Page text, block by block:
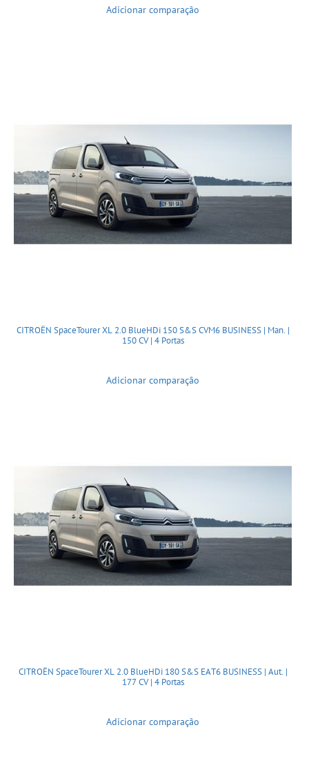
Adicionar comparação
CITROËN SpaceTourer XL 2.0 BlueHDi 150 S&S CVM6 BUSINESS | Man. |
150 CV | 4 Portas
Adicionar comparação
CITROËN SpaceTourer XL 2.0 BlueHDi 180 S&S EAT6 BUSINESS | Aut. |
177 CV | 4 Portas
Adicionar comparação